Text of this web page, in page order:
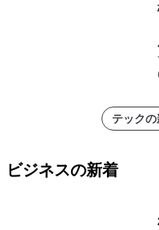
テック
ビジネスの新着